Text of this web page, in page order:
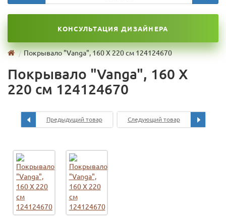
КОНСУЛЬТАЦИЯ ДИЗАЙНЕРА
Покрывало "Vanga", 160 Х 220 см 124124670
Покрывало "Vanga", 160 Х
220 см 124124670
Предыдущий товар Следующий товар